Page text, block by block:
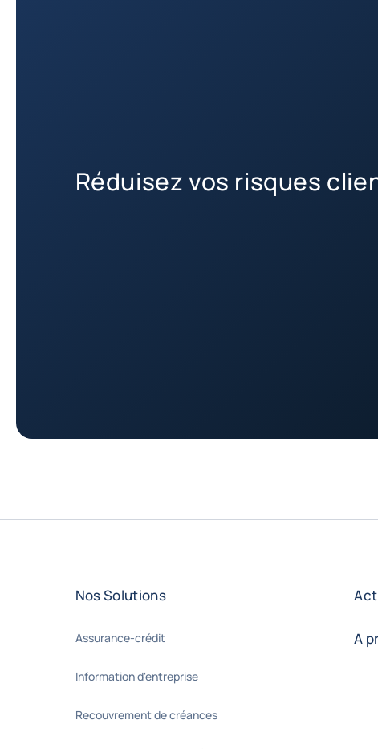
Réduisez vos risques
Nos Solutions
Assurance-crédit
Information d'entreprise
Recouvrement de créances
A